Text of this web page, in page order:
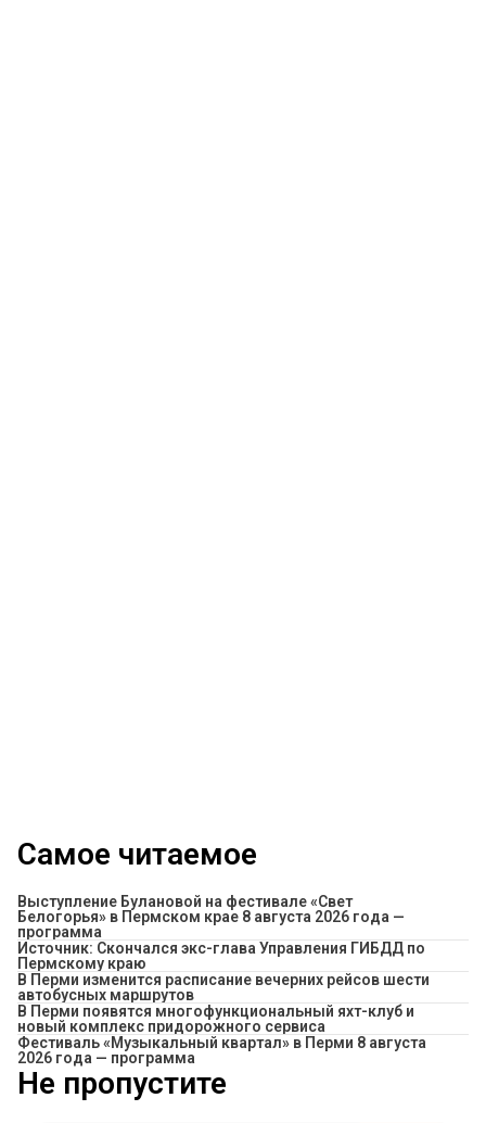
Самое читаемое
Выступление Булановой на фестивале «Свет
Белогорья» в Пермском крае 8 августа 2026 года —
программа
Источник: Скончался экс-глава Управления ГИБДД по
Пермскому краю
​В Перми изменится расписание вечерних рейсов шести
автобусных маршрутов
В Перми появятся многофункциональный яхт-клуб и
новый комплекс придорожного сервиса
Фестиваль «Музыкальный квартал» в Перми 8 августа
2026 года — программа
Не пропустите